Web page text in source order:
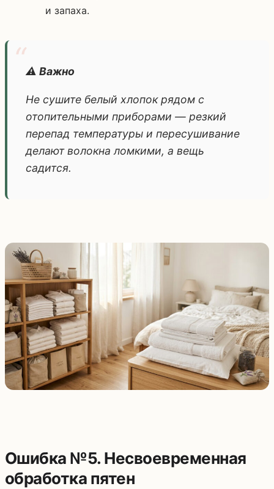
и запаха.
⚠️ Важно
Не сушите белый хлопок рядом с
отопительными приборами — резкий
перепад температуры и пересушивание
делают волокна ломкими, а вещь
садится.
Ошибка №5. Несвоевременная
обработка пятен